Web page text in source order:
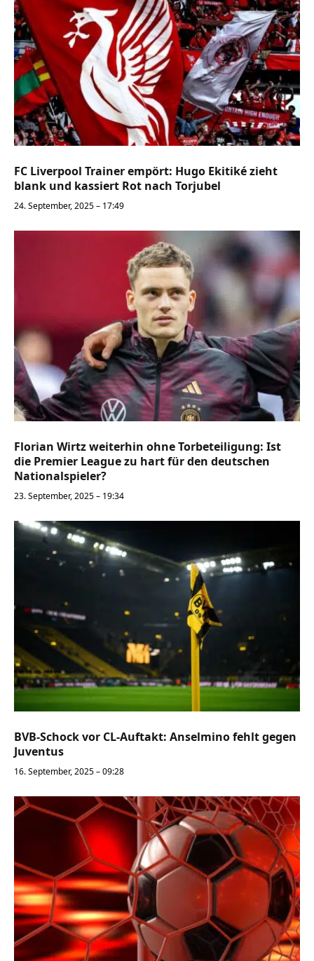
FC Liverpool Trainer empört: Hugo Ekitiké zieht
blank und kassiert Rot nach Torjubel
24. September, 2025 – 17:49
Florian Wirtz weiterhin ohne Torbeteiligung: Ist
die Premier League zu hart für den deutschen
Nationalspieler?
23. September, 2025 – 19:34
BVB-Schock vor CL-Auftakt: Anselmino fehlt gegen
Juventus
16. September, 2025 – 09:28